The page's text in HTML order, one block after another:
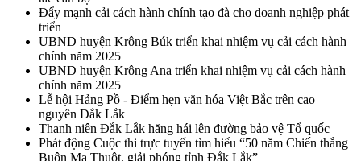
Đẩy mạnh cải cách hành chính tạo đà cho doanh nghiệp phát
triển
UBND huyện Krông Búk triển khai nhiệm vụ cải cách hành
chính năm 2025
UBND huyện Krông Ana triển khai nhiệm vụ cải cách hành
chính năm 2025
Lễ hội Hảng Pồ - Điểm hẹn văn hóa Việt Bắc trên cao
nguyên Đắk Lắk
Thanh niên Đắk Lắk hăng hái lên đường bảo vệ Tổ quốc
Phát động Cuộc thi trực tuyến tìm hiểu “50 năm Chiến thắng
Buôn Ma Thuột, giải phóng tỉnh Đắk Lắk”